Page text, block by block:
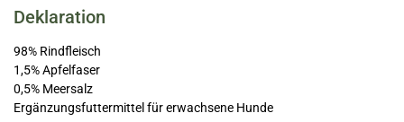
Deklaration
98% Rindfleisch
1,5% Apfelfaser
0,5% Meersalz
Ergänzungsfuttermittel für erwachsene Hunde